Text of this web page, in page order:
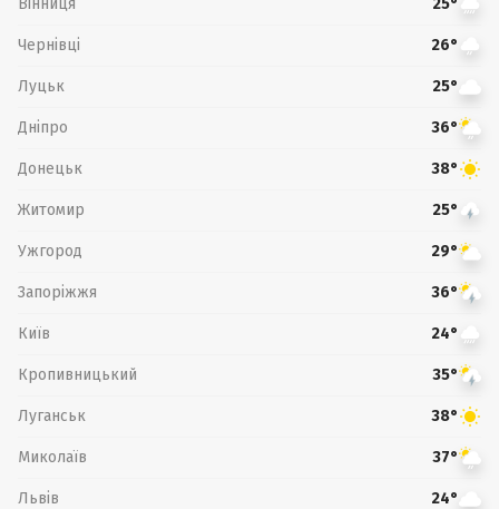
25°
Чернівці 26°
Луцьк 25°
Дніпро 36°
Донецьк 38°
Житомир 25°
Ужгород 29°
Запоріжжя 36°
Київ 24°
Кропивницький 35°
Луганськ 38°
Миколаїв 37°
Львів 24°